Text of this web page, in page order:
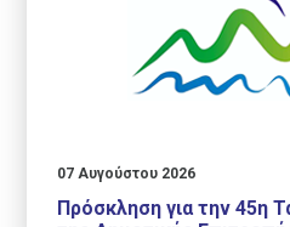
07 Αυγούστου 2026
Πρόσκληση για την 45η